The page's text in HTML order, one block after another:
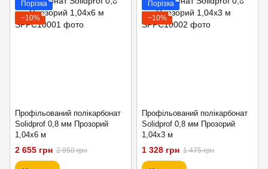
Порізка
−10%
Профільований полікарбонат
Solidprof 0,8 мм Прозорий
1,04x6 м
2 655 грн 2 950 грн
Порізка
−10%
Профільований полікарбонат
Solidprof 0,8 мм Прозорий
1,04x3 м
1 328 грн 1 475 грн